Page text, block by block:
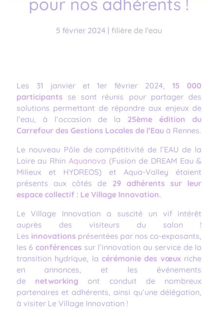
pour nos adhérents !
5 février 2024 | filière de l'eau
Les 31 janvier et 1er février 2024,15 000
participants se sont réunis pour partager des
solutions permettant de répondre aux enjeux de
l’eau, à l’occasion de la 25ème édition du
Carrefour des Gestions Locales de l’Eauà Rennes.
Le nouveau Pôle de compétitivité de l’EAU de la
Loire au RhinAquanova (Fusion de DREAM Eau &
Milieux et HYDREOS) et Aqua-Valley étaient
présents aux côtés de 29 adhérents sur leur
espace collectif : Le Village Innovation.
Le Village Innovation a suscité un vif intérêt
auprès des visiteurs du salon !
Les innovations présentées par nos co-exposants,
les 6conférences sur l’innovation au service de la
transition hydrique, la cérémonie des vœuxriche
en annonces, et les événements
de networking ont conduit de nombreux
partenaires et adhérents, ainsi qu’une délégation,
à visiter Le Village Innovation !